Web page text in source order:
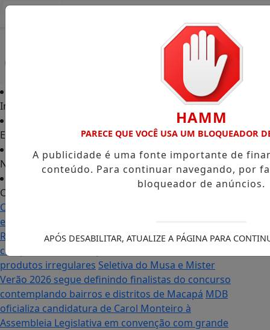
Início
Edições
Notícias
Contato
Carol Monteiro: trajetória política ganha destaque
em Porto Grande com atuação voltada ao município
Receita Federal anuncia mudanças no programa de
compras no exterior para evitar entrada de
produtos irregulares Seletiva do Musa e Mister
Verão 2026 segue definindo finalistas do concurso
contemplando bairros e distritos de Macapá MDB
oficializa candidatura de Carol Monteiro à
Assembleia Legislativa em convenção com grande
HAMM
PARECE QUE VOCÊ USA UM BLOQUEADOR
A publicidade é uma fonte importante de
conteúdo. Para continuar navegando, por
bloqueador de anúncios.
APÓS DESABILITAR, ATUALIZE A PÁGINA PARA